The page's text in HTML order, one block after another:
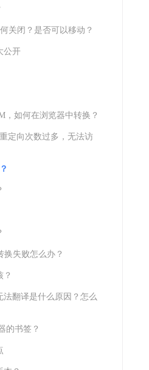
关闭？是否可以移动？
公开
，如何在浏览器中转换？
定向次数过多，无法访
换失败怎么办？
？
法翻译是什么原因？怎么
的书签？